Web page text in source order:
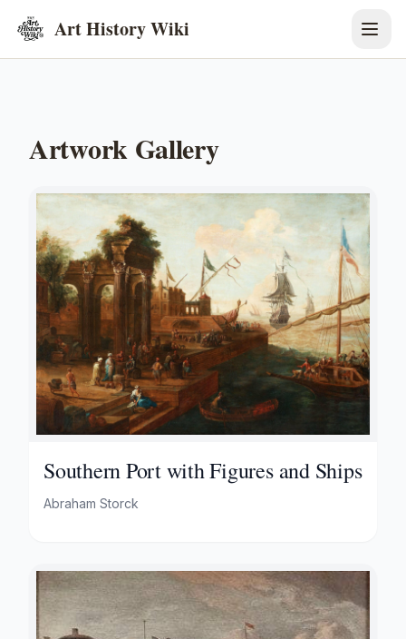
Art History Wiki
Artwork Gallery
Southern Port with Figures and Ships
Abraham Storck